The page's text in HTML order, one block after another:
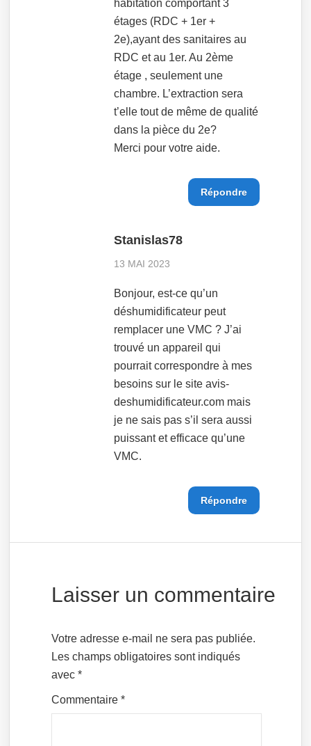
habitation comportant 3
étages (RDC + 1er +
2e),ayant des sanitaires au
RDC et au 1er. Au 2ème
étage , seulement une
chambre. L’extraction sera
t’elle tout de même de qualité
dans la pièce du 2e?
Merci pour votre aide.
Répondre
Stanislas78
13 MAI 2023
Bonjour, est-ce qu’un
déshumidificateur peut
remplacer une VMC ? J’ai
trouvé un appareil qui
pourrait correspondre à mes
besoins sur le site avis-
deshumidificateur.com mais
je ne sais pas s’il sera aussi
puissant et efficace qu’une
VMC.
Répondre
Laisser un commentaire
Votre adresse e-mail ne sera pas publiée.
Les champs obligatoires sont indiqués
avec*
Commentaire*